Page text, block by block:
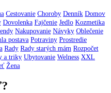
Cestovanie Choroby Denník Domov
Dovolenka Fajčenie Jedlo Kozmetika
Nakupovanie Návyky Oblečenie
postava Potraviny Prostredie
Rady Rady starých mám Rozpočet
a triky Ubytovanie Welness XXL
Žena